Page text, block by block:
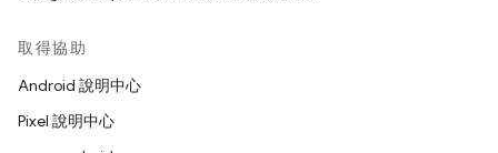
取得協助
Android 說明中心
Pixel 說明中心